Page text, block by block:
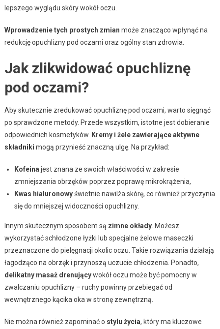
lepszego wyglądu skóry wokół oczu.
Wprowadzenie tych prostych zmian może znacząco wpłynąć na
redukcję opuchlizny pod oczami oraz ogólny stan zdrowia.
Jak zlikwidować opuchliznę
pod oczami?
Aby skutecznie zredukować opuchliznę pod oczami, warto sięgnąć
po sprawdzone metody. Przede wszystkim, istotne jest dobieranie
odpowiednich kosmetyków. Kremy i żele zawierające aktywne
składniki mogą przynieść znaczną ulgę. Na przykład:
Kofeina jest znana ze swoich właściwości w zakresie
zmniejszania obrzęków poprzez poprawę mikrokrążenia,
Kwas hialuronowyświetnie nawilża skórę, co również przyczynia
się do mniejszej widoczności opuchlizny.
Innym skutecznym sposobem są zimne okłady. Możesz
wykorzystać schłodzone łyżki lub specjalne żelowe maseczki
przeznaczone do pielęgnacji okolic oczu. Takie rozwiązania działają
łagodząco na obrzęk i przynoszą uczucie chłodzenia. Ponadto,
delikatny masaż drenującywokół oczu może być pomocny w
zwalczaniu opuchlizny – ruchy powinny przebiegać od
wewnętrznego kącika oka w stronę zewnętrzną.
Nie można również zapominać o stylu życia, który ma kluczowe